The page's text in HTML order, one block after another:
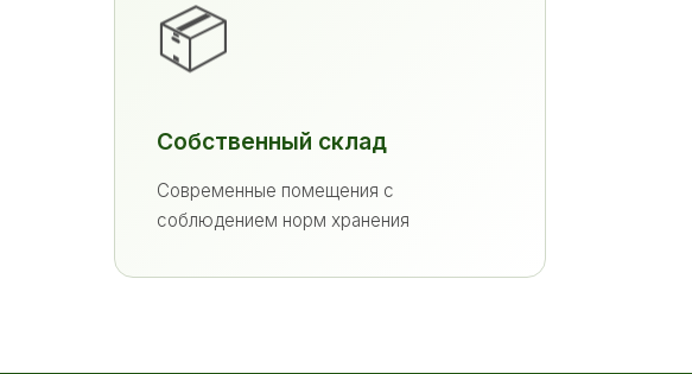
📦
Собственный склад
Современные помещения с
соблюдением норм хранения